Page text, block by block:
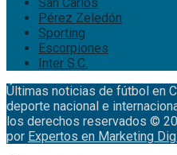
Pérez Zeledón
Sporting
Escorpiones
Inter S.C.
Últimas noticias de fútbol en
deporte nacional e
los derechos reservados ©
por Expertos en Marketing